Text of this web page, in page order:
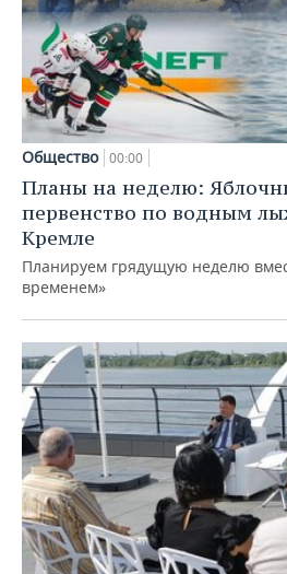
Общество 00:00
Планы на неделю:
первенство по водным
Кремле
Планируем грядущую неделю
временем»